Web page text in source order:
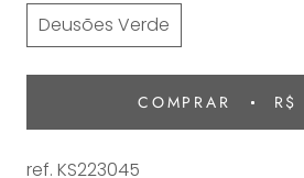
Deusões Verde
COMPRAR R$
ref. KS223045